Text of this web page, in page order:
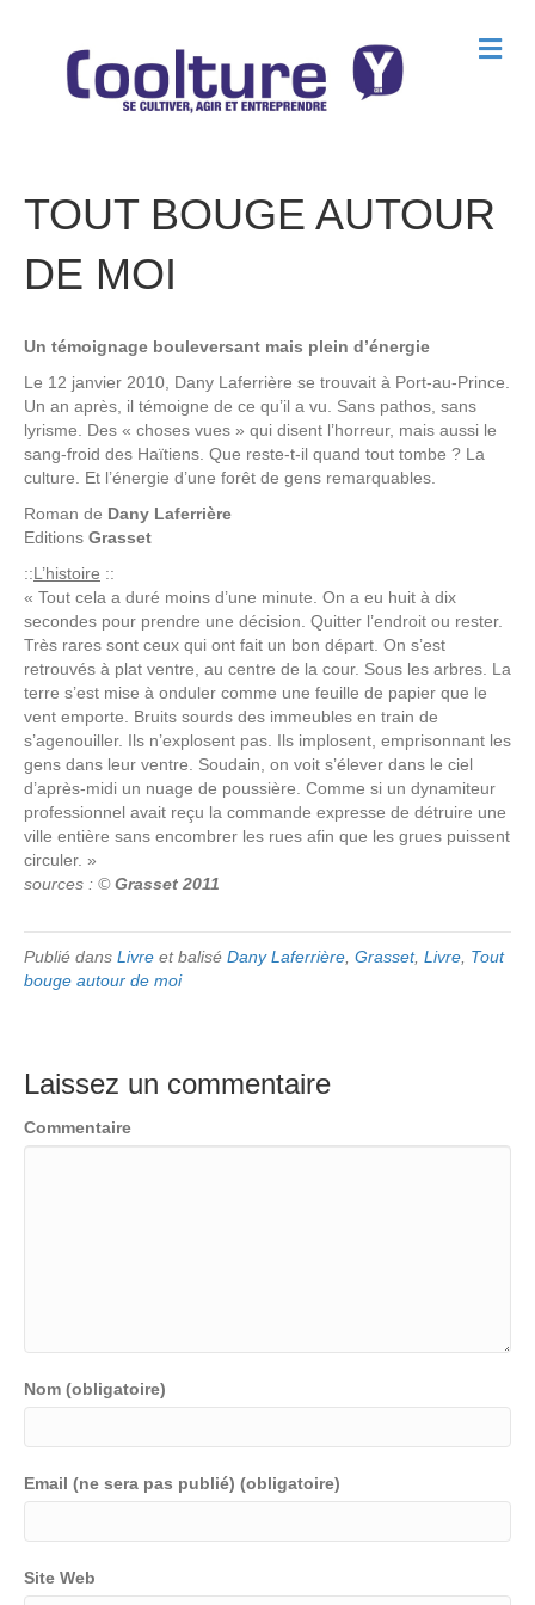
M
e
TOUT BOUGE AUTOUR
DE MOI
Un témoignage bouleversant mais plein d’énergie
Le 12 janvier 2010, Dany Laferrière se trouvait à Port-au-Prince.
Un an après, il témoigne de ce qu’il a vu. Sans pathos, sans
lyrisme. Des « choses vues » qui disent l’horreur, mais aussi le
sang-froid des Haïtiens. Que reste-t-il quand tout tombe ? La
culture. Et l’énergie d’une forêt de gens remarquables.
Roman de Dany Laferrière
Editions Grasset
::L’histoire ::
« Tout cela a duré moins d’une minute. On a eu huit à dix
secondes pour prendre une décision. Quitter l’endroit ou rester.
Très rares sont ceux qui ont fait un bon départ. On s’est
retrouvés à plat ventre, au centre de la cour. Sous les arbres. La
terre s’est mise à onduler comme une feuille de papier que le
vent emporte. Bruits sourds des immeubles en train de
s’agenouiller. Ils n’explosent pas. Ils implosent, emprisonnant les
gens dans leur ventre. Soudain, on voit s’élever dans le ciel
d’après-midi un nuage de poussière. Comme si un dynamiteur
professionnel avait reçu la commande expresse de détruire une
ville entière sans encombrer les rues afin que les grues puissent
circuler. »
sources : ©Grasset 2011
Publié dans Livre et balisé Dany Laferrière Grasset, Livre Tout
bouge autour de moi
Laissez un commentaire
Commentaire
Nom (obligatoire)
Email (ne sera pas publié) (obligatoire)
Site Web